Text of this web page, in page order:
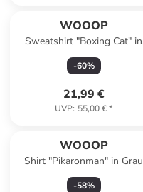
WOOOP
Sweatshirt "Boxing Cat" in
Grau
-60%
21,99 €
UVP: 55,00 €*
WOOOP
Shirt "Pikaronman" in Grau
-58%